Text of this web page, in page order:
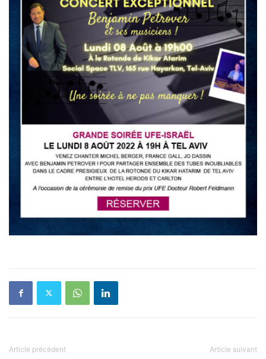
Article précédent Article suivant